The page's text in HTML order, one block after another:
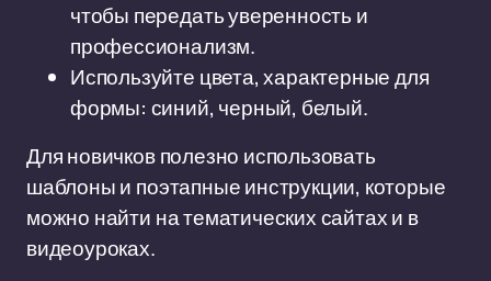
чтобы передать уверенность и
профессионализм.
Используйте цвета, характерные для
формы: синий, черный, белый.
Для новичков полезно использовать
шаблоны и поэтапные инструкции, которые
можно найти на тематических сайтах и в
видеоуроках.